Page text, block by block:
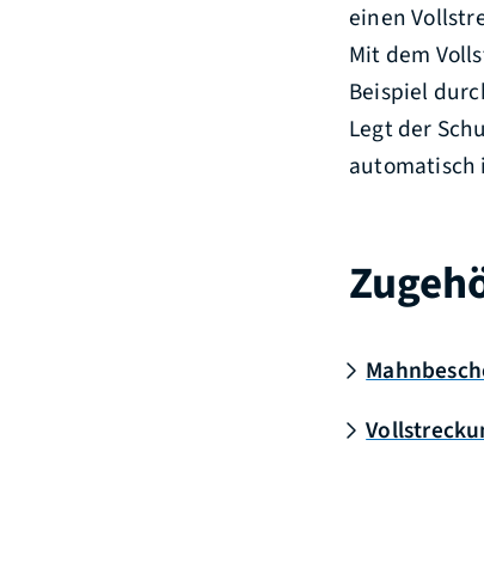
einen
Mit dem
Beispiel
Legt der
automatisch